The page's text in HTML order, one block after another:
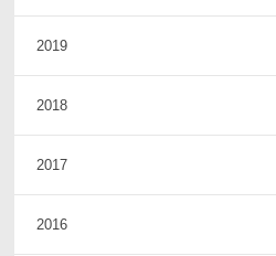
2019
2018
2017
2016